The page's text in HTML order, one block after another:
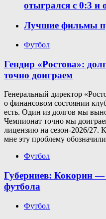
отыгрался с 0:3 и
Лучшие фильмы
Футбол
Гендир «Ростова»:
точно доиграем
Генеральный директор
о финансовом состоянии
есть. Один из долгов мы
Чемпионат точно мы
лицензию на сезон-2026/27.
мне эту проблему
Футбол
Губерниев: Кокорин —
футбола
Футбол